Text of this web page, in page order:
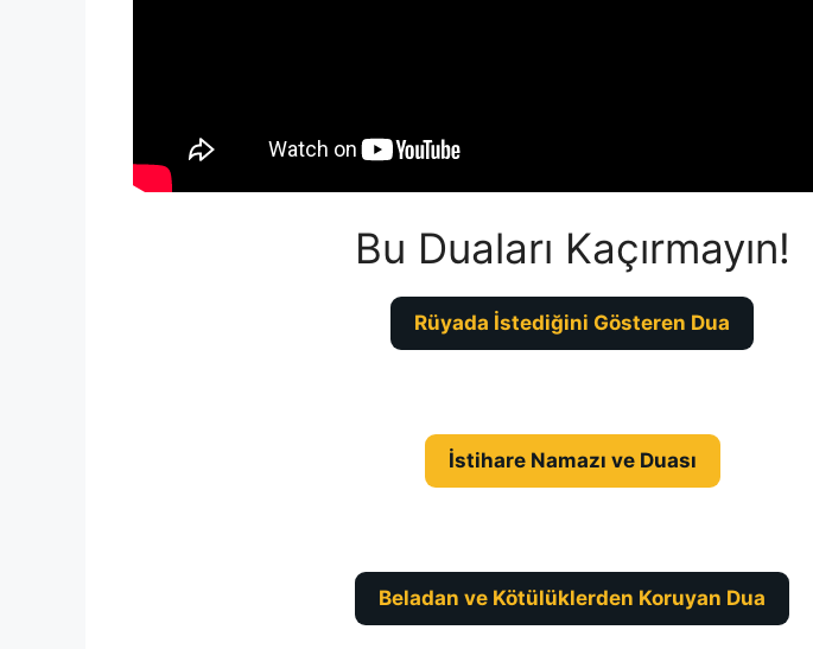
Bu Duaları Kaçırmayın!
Rüyada İstediğini Gösteren Dua
İstihare Namazı ve Duası
Beladan ve Kötülüklerden Koruyan Dua